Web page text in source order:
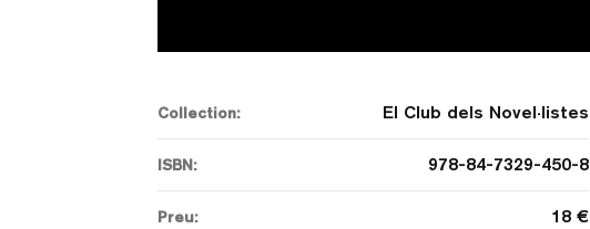
Collection: El Club dels Novel·listes
ISBN: 978-84-7329-450-8
Preu: 18 €